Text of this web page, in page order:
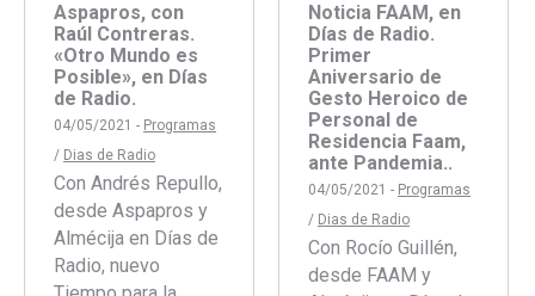
Aspapros, con
Raúl Contreras.
«Otro Mundo es
Posible», en Días
de Radio.
04/05/2021 - Programas
/ Dias de Radio
Con Andrés Repullo,
desde Aspapros y
Almécija en Días de
Radio, nuevo
Noticia FAAM, en
Días de Radio.
Primer
Aniversario de
Gesto Heroico de
Personal de
Residencia Faam,
ante Pandemia..
04/05/2021 - Programas
/ Dias de Radio
Con Rocío Guillén,
desde FAAM y